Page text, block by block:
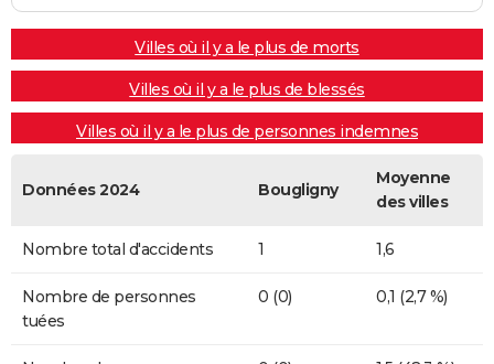
Villes où il y a le plus de morts
Villes où il y a le plus de blessés
Villes où il y a le plus de personnes indemnes
Données 2024 Bougligny
Moyenne
des villes
Nombre total d'accidents 1 1,6
Nombre de personnes
tuées
0 (0) 0,1 (2,7 %)